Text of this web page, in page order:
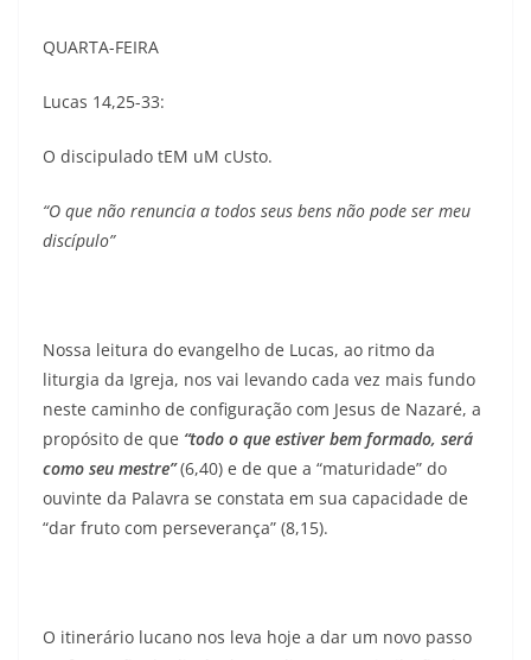
QUARTA-FEIRA
Lucas 14,25-33:
O discipulado tEM uM cUsto.
“O que não renuncia a todos seus bens não pode ser meu
discípulo”
Nossa leitura do evangelho de Lucas, ao ritmo da
liturgia da Igreja, nos vai levando cada vez mais fundo
neste caminho de configuração com Jesus de Nazaré, a
propósito de que “todo o que estiver bem formado, será
como seu mestre”(6,40) e de que a “maturidade” do
ouvinte da Palavra se constata em sua capacidade de
“dar fruto com perseverança” (8,15).
O itinerário lucano nos leva hoje a dar um novo passo